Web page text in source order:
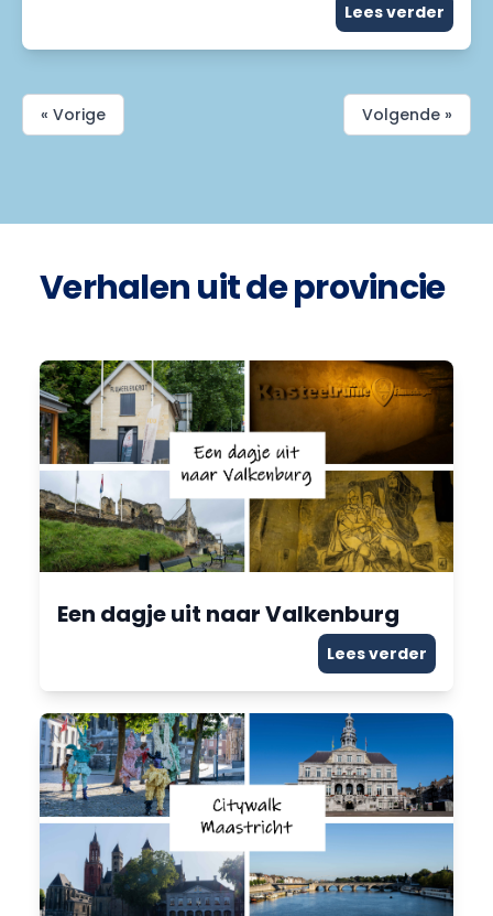
Lees verder
« Vorige Volgende »
Verhalen uit de provincie
Een dagje uit naar Valkenburg
Lees verder